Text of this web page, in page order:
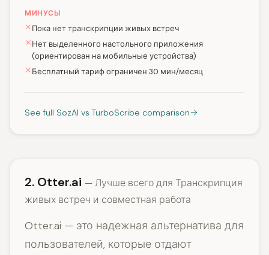
МИНУСЫ
Пока нет транскрипции живых встреч
Нет выделенного настольного приложения
(ориентирован на мобильные устройства)
Бесплатный тариф ограничен 30 мин/месяц
See full SozAI vs TurboScribe comparison
2. Otter.ai — Лучше всего для Транскрипция
живых встреч и совместная работа
Otter.ai — это надежная альтернатива для
пользователей, которые отдают